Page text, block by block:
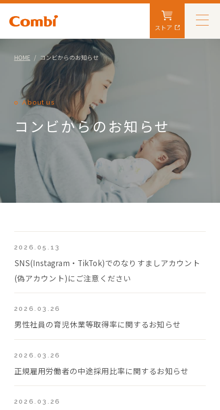
ストア
HOME コンビからのお知らせ
About us
コンビからのお知らせ
2026.05.13
SNS(Instagram・TikTok)でのなりすましアカウント
(偽アカウント)にご注意ください
2026.03.26
男性社員の育児休業等取得率に関するお知らせ
2026.03.26
正規雇用労働者の中途採用比率に関するお知らせ
2026.03.26